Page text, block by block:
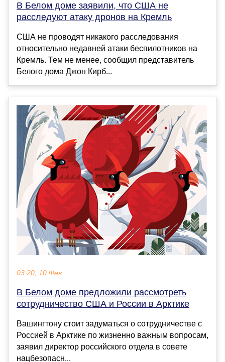
В Белом доме заявили, что США не
расследуют атаку дронов на Кремль
США не проводят никакого расследования
относительно недавней атаки беспилотников на
Кремль. Тем не менее, сообщил представитель
Белого дома Джон Кирб...
03:20, 10 Фев
В Белом доме предложили рассмотреть
сотрудничество США и России в Арктике
Вашингтону стоит задуматься о сотрудничестве с
Россией в Арктике по жизненно важным вопросам,
заявил директор российского отдела в совете
нацбезопасн...